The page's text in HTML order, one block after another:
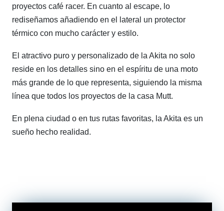
proyectos café racer. En cuanto al escape, lo
rediseñamos añadiendo en el lateral un protector
térmico con mucho carácter y estilo.
El atractivo puro y personalizado de la Akita no solo
reside en los detalles sino en el espíritu de una moto
más grande de lo que representa, siguiendo la misma
línea que todos los proyectos de la casa Mutt.
En plena ciudad o en tus rutas favoritas, la Akita es un
sueño hecho realidad.